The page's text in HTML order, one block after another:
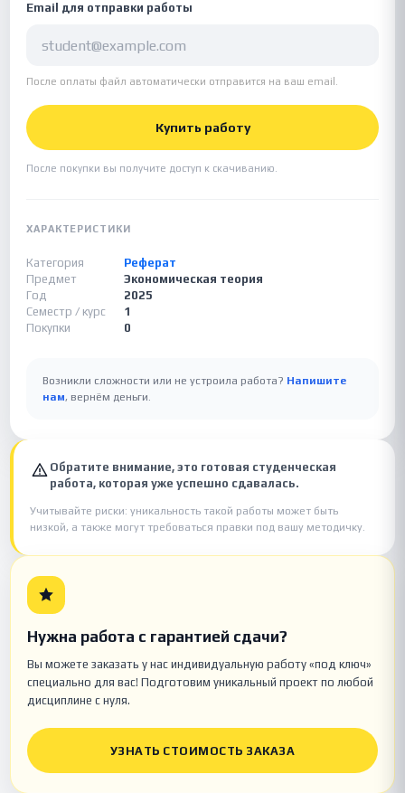
Email для отправки работы
После оплаты файл автоматически отправится на ваш email.
Купить работу
После покупки вы получите доступ к скачиванию.
ХАРАКТЕРИСТИКИ
Категория
Реферат
Предмет
Экономическая теория
Год
2025
Семестр / курс
1
Покупки
0
Возникли сложности или не устроила работа? Напишите
нам, вернём деньги.
Обратите внимание, это готовая студенческая
работа, которая уже успешно сдавалась.
Учитывайте риски: уникальность такой работы может быть
низкой, а также могут требоваться правки под вашу методичку.
Нужна работа с гарантией сдачи?
Вы можете заказать у нас индивидуальную работу «под ключ»
специально для вас! Подготовим уникальный проект по любой
дисциплине с нуля.
УЗНАТЬ СТОИМОСТЬ ЗАКАЗА